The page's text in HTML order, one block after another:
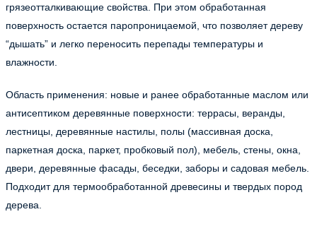
грязеотталкивающие свойства. При этом обработанная
поверхность остается паропроницаемой, что позволяет дереву
“дышать” и легко переносить перепады температуры и
влажности.
Область применения: новые и ранее обработанные маслом или
антисептиком деревянные поверхности: террасы, веранды,
лестницы, деревянные настилы, полы (массивная доска,
паркетная доска, паркет, пробковый пол), мебель, стены, окна,
двери, деревянные фасады, беседки, заборы и садовая мебель.
Подходит для термообработанной древесины и твердых пород
дерева.